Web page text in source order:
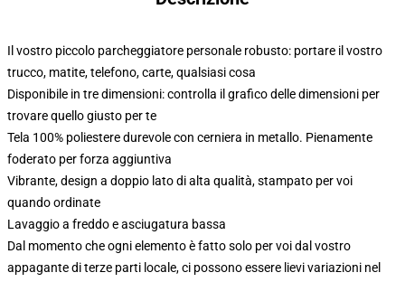
Il vostro piccolo parcheggiatore personale robusto: portare il vostro
trucco, matite, telefono, carte, qualsiasi cosa
Disponibile in tre dimensioni: controlla il grafico delle dimensioni per
trovare quello giusto per te
Tela 100% poliestere durevole con cerniera in metallo. Pienamente
foderato per forza aggiuntiva
Vibrante, design a doppio lato di alta qualità, stampato per voi
quando ordinate
Lavaggio a freddo e asciugatura bassa
Dal momento che ogni elemento è fatto solo per voi dal vostro
appagante di terze parti locale, ci possono essere lievi variazioni nel